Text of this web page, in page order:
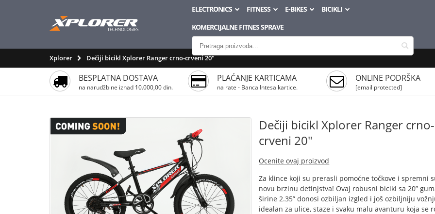
ELECTRONICS FITNESS E-BIKES
BICIKLI
KOMERCIJALNE FITNES SPRAVE
Xplorer Dečiji bicikl Xplorer Ranger crno-crveni 20"
BESPLATNA DOSTAVA
na narudžbine iznad 10.000,00 din.
PLAĆANJE KARTICAMA
na rate - Banca Intesa kartice.
ONLINE PODRŠKA
[email protected]
Dečiji bicikl Xplorer Ranger crno-
crveni 20"
Ocenite ovaj proizvod
Za klince koji su prerasli pomoćne točkove i spremni
novu brzinu detinjstva! Ovaj robusni bicikl sa 20”
širine 2.35” donosi ozbiljan izgled i još ozbiljniju
idealan za ulice, staze i svaku malu avanturu koja se